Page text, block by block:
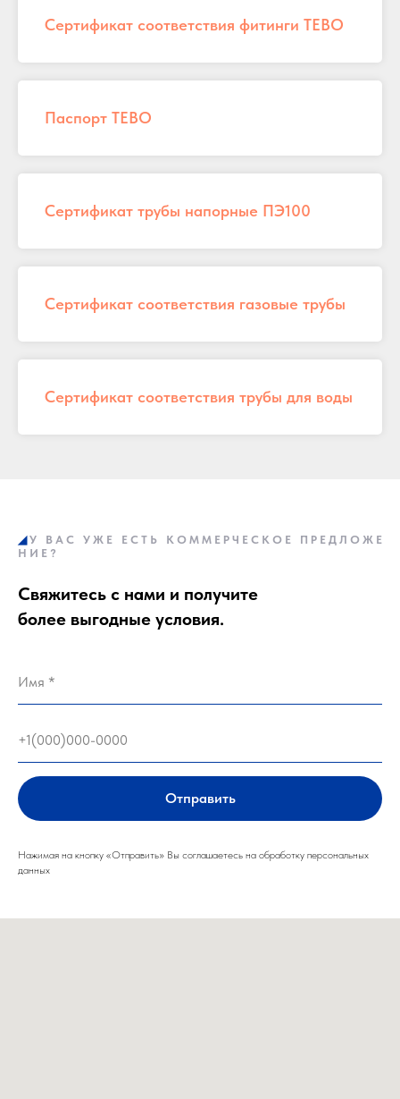
Сертификат соответствия фитинги ТЕВО
Паспорт TEBO
Сертификат трубы напорные ПЭ100
Сертификат соответствия газовые трубы
Сертификат соответствия трубы для воды
◢ У В А С У Ж Е Е С Т Ь К О М М Е Р Ч Е С К О Е
П Р Е Д Л О Ж Е
Н И Е ?
Свяжитесь с нами и получите
более выгодные условия.
Отправить
Нажимая на кнопку «Отправить» Вы соглашаетесь на обработку персональных
данных